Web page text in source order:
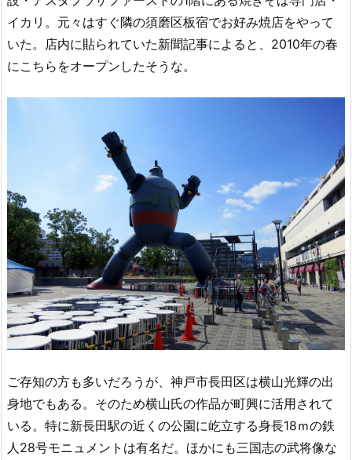
イカリ。元々はすぐ隣の須磨区板宿でお好み焼店をやって
いた。店内に貼られていた新聞記事によると、2010年の春
にこちらをオープンしたそうな。
ご存知の方も多いだろうが、神戸市長田区は横山光輝の出
身地でもある。そのため横山氏の作品が町興に活用されて
いる。特に新長田駅の近くの公園に屹立する身長18ｍの鉄
人28号モニュメントは有名だ。ほかにも三国志の武将像な